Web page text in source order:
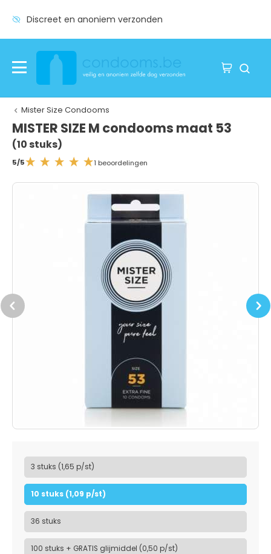
Discreet en anoniem verzonden
Mister Size Condooms
MISTER SIZE M condooms maat 53
(10 stuks)
5/5 1 beoordelingen
Previous Next
3 stuks (1,65 p/st)
10 stuks (1,09 p/st)
36 stuks
100 stuks + GRATIS glijmiddel (0,50 p/st)